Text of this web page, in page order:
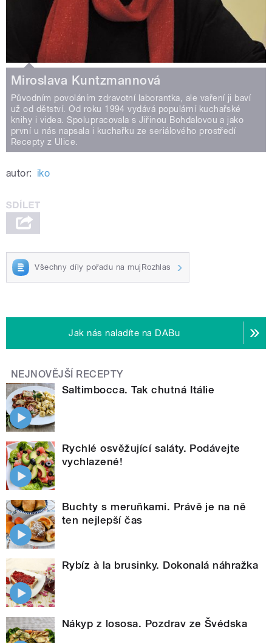
Miroslava Kuntzmannová
Původním povoláním zdravotní laborantka, ale vaření ji baví
už od dětství. Od roku 1994 vydává populární kuchařské
knihy i videa. Spolupracovala s Jiřinou Bohdalovou a jako
první u nás napsala i kuchařku ze seriálového prostředí
Recepty z Ulice.
autor: iko
Všechny díly pořadu na mujRozhlas
Jak nás naladíte na DABu
NEJNOVĚJŠÍ RECEPTY
Saltimbocca. Tak chutná Itálie
Rychlé osvěžující saláty. Podávejte
vychlazené!
Buchty s meruňkami. Právě je na ně
ten nejlepší čas
Rybíz à la brusinky. Dokonalá náhražka
Nákyp z lososa. Pozdrav ze Švédska